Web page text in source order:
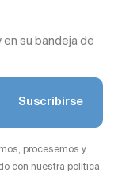
su bandeja de
Suscribirse
procesemos y
con nuestra política